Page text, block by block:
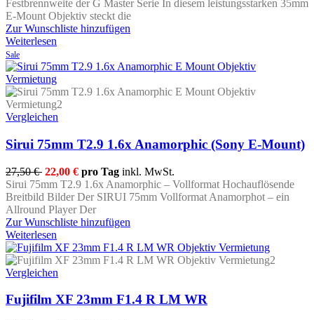
Festbrennweite der G Master Serie In diesem leistungsstarken 35mm
E-Mount Objektiv steckt die
Zur Wunschliste hinzufügen
Weiterlesen
Sale
Vergleichen
Sirui 75mm T2.9 1.6x Anamorphic (Sony E-Mount)
27,50 € 22,00 € pro Tag inkl. MwSt.
Sirui 75mm T2.9 1.6x Anamorphic – Vollformat Hochauflösende
Breitbild Bilder Der SIRUI 75mm Vollformat Anamorphot – ein
Allround Player Der
Zur Wunschliste hinzufügen
Weiterlesen
Vergleichen
Fujifilm XF 23mm F1.4 R LM WR